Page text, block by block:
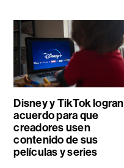
Disney y TikTok logran
acuerdo para que
creadores usen
contenido de sus
películas y series